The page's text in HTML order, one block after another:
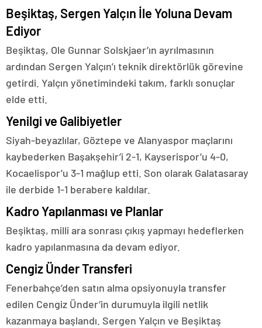
Beşiktaş, Sergen Yalçın İle Yoluna Devam
Ediyor
Beşiktaş, Ole Gunnar Solskjaer’ın ayrılmasının
ardından Sergen Yalçın’ı teknik direktörlük görevine
getirdi. Yalçın yönetimindeki takım, farklı sonuçlar
elde etti.
Yenilgi ve Galibiyetler
Siyah-beyazlılar, Göztepe ve Alanyaspor maçlarını
kaybederken Başakşehir’i 2-1, Kayserispor’u 4-0,
Kocaelispor’u 3-1 mağlup etti. Son olarak Galatasaray
ile derbide 1-1 berabere kaldılar.
Kadro Yapılanması ve Planlar
Beşiktaş, milli ara sonrası çıkış yapmayı hedeflerken
kadro yapılanmasına da devam ediyor.
Cengiz Ünder Transferi
Fenerbahçe’den satın alma opsiyonuyla transfer
edilen Cengiz Ünder’in durumuyla ilgili netlik
kazanmaya başlandı. Sergen Yalçın ve Beşiktaş